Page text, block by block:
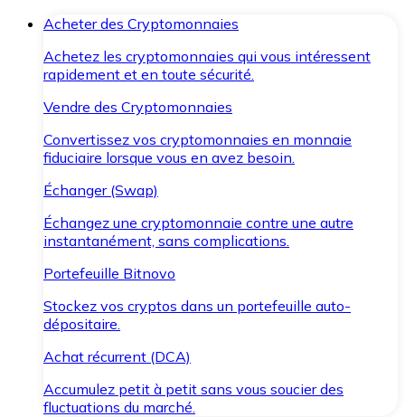
Acheter des Cryptomonnaies
Achetez les cryptomonnaies qui vous intéressent
rapidement et en toute sécurité.
Vendre des Cryptomonnaies
Convertissez vos cryptomonnaies en monnaie
fiduciaire lorsque vous en avez besoin.
Échanger (Swap)
Échangez une cryptomonnaie contre une autre
instantanément, sans complications.
Portefeuille Bitnovo
Stockez vos cryptos dans un portefeuille auto-
dépositaire.
Achat récurrent (DCA)
Accumulez petit à petit sans vous soucier des
fluctuations du marché.